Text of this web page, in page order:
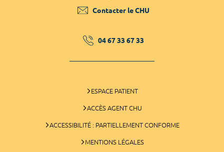
Contacter le CHU
04 67 33 67 33
ESPACE PATIENT
ACCÈS AGENT CHU
ACCESSIBILITÉ : PARTIELLEMENT CONFORME
MENTIONS LÉGALES